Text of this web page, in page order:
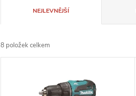
a
z
NEJLEVNĚJŠÍ
8 položek celkem